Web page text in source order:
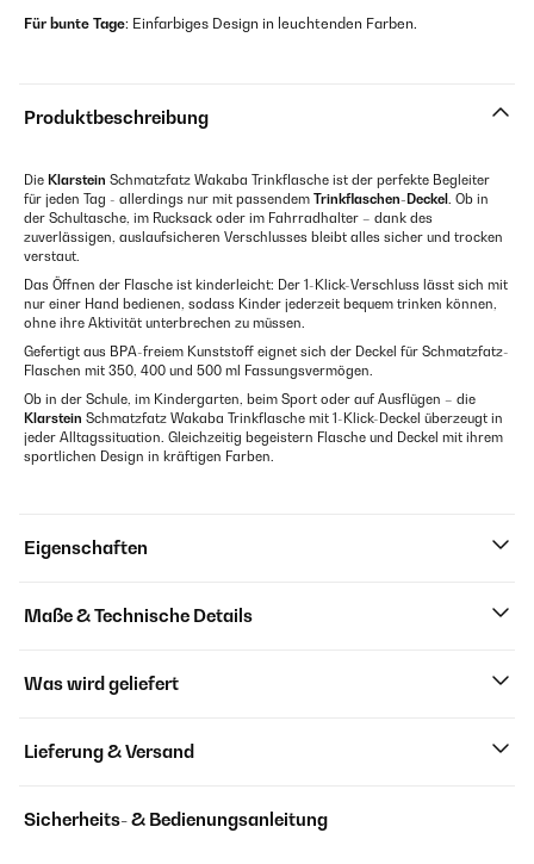
Für bunte Tage: Einfarbiges Design in leuchtenden Farben.
Produktbeschreibung
Die Klarstein Schmatzfatz Wakaba Trinkflasche ist der perfekte Begleiter
für jeden Tag - allerdings nur mit passendem Trinkflaschen-Deckel . Ob in
der Schultasche, im Rucksack oder im Fahrradhalter – dank des
zuverlässigen, auslaufsicheren Verschlusses bleibt alles sicher und trocken
verstaut.
Das Öffnen der Flasche ist kinderleicht: Der 1-Klick-Verschluss lässt sich mit
nur einer Hand bedienen, sodass Kinder jederzeit bequem trinken können,
ohne ihre Aktivität unterbrechen zu müssen.
Gefertigt aus BPA-freiem Kunststoff eignet sich der Deckel für Schmatzfatz-
Flaschen mit 350, 400 und 500 ml Fassungsvermögen.
Ob in der Schule, im Kindergarten, beim Sport oder auf Ausflügen – die
Klarstein Schmatzfatz Wakaba Trinkflasche mit 1-Klick-Deckel überzeugt in
jeder Alltagssituation. Gleichzeitig begeistern Flasche und Deckel mit ihrem
sportlichen Design in kräftigen Farben.
Eigenschaften
Maße & Technische Details
Was wird geliefert
Lieferung & Versand
Sicherheits- & Bedienungsanleitung